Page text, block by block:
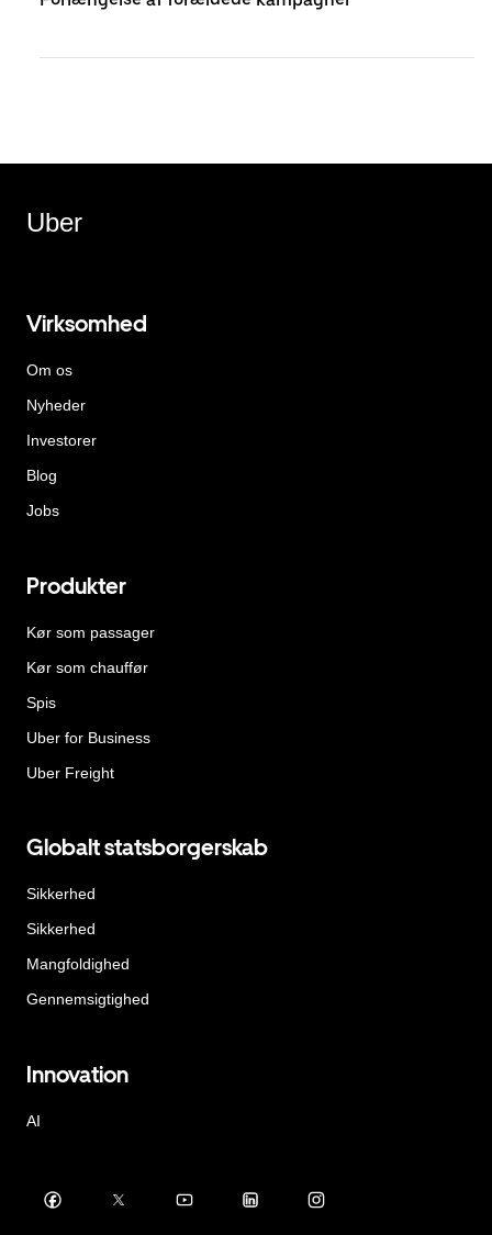
Uber
Virksomhed
Om os
Nyheder
Investorer
Blog
Jobs
Produkter
Kør som passager
Kør som chauffør
Spis
Uber for Business
Uber Freight
Globalt statsborgerskab
Sikkerhed
Sikkerhed
Mangfoldighed
Gennemsigtighed
Innovation
AI